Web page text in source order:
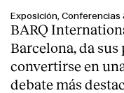
Exposición, Conferencias
BARQ
Barcelona, da
convertirse en
debate más